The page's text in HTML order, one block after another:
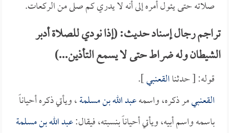
صلاته حتى يئول أمره إلى أنه لا يدري كم صلى من الركعات.
تراجم رجال إسناد حديث: (إذا نودي للصلاة أدبر
الشيطان وله ضراط حتى لا يسمع التأذين...)
قوله: [ حدثناالقعنبي].
القعنبيمر ذكره، واسمهعبد الله بن مسلمة، ويأتي ذكره أحياناً
باسمه واسم أبيه، ويأتي أحياناً بنسبته، فيقال:عبد الله بن مسلمة